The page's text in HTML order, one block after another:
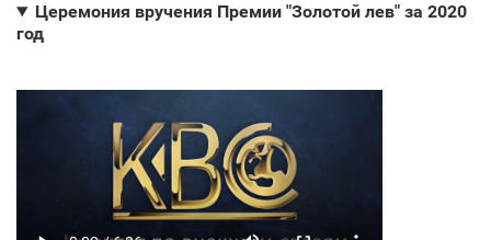
Церемония вручения Премии "Золотой лев" за 2020
год